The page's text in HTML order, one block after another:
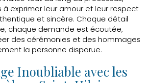
à exprimer leur amour et leur respect
et sincère. Chaque détail
chaque demande est écoutée,
des cérémonies et des hommages
la personne disparue.
Inoubliable avec les